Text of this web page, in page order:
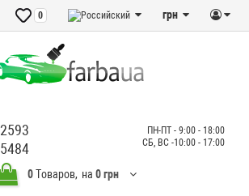
грн
0
ПН-ПТ - 9:00 - 18:00
СБ, ВС -10:00 - 17:00
0Tоваров, на 0 грн